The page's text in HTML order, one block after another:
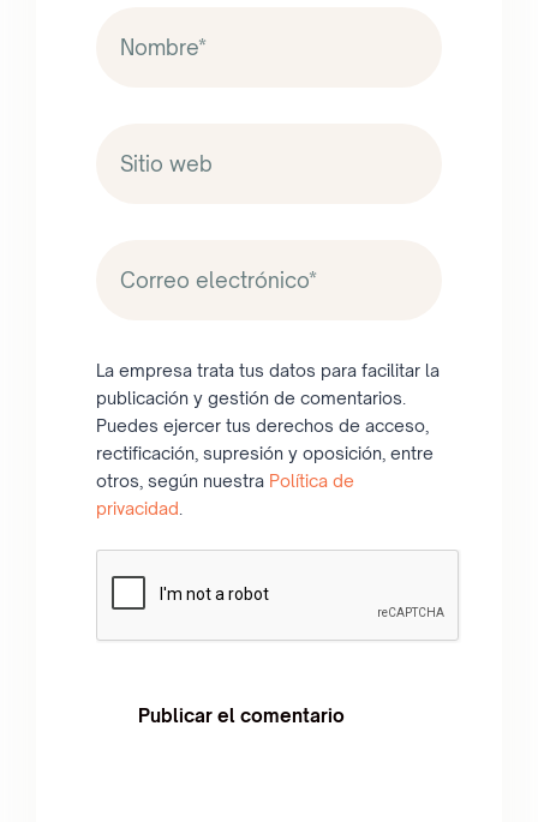
La empresa trata tus datos para facilitar la
publicación y gestión de comentarios.
Puedes ejercer tus derechos de acceso,
rectificación, supresión y oposición, entre
otros, según nuestra Política de
privacidad